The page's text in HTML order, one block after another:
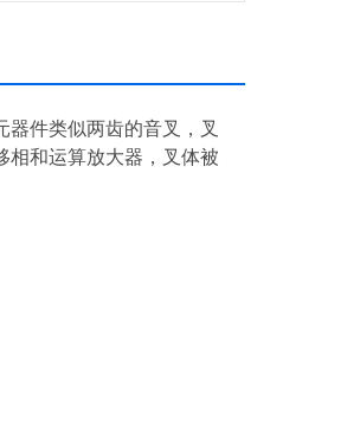
件类似两齿的音叉，叉
相和运算放大器，叉体被